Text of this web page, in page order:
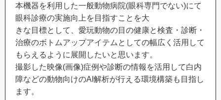
本機器を利用した一般動物病院(眼科専門でない)にて
眼科診療の実施向上を目指すことを大
きな目標として、愛玩動物の目の健康と検査・診断・
治療のボトムアップアイテムとしての幅広く活用して
もらえるように展開したいと思います。
撮影した映像(画像)症例や診断の情報を活用して白内
障などの動物向けのAI解析が行える環境構築も目指し
ます。